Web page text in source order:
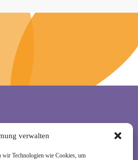
verwalten
wir Technologien wie Cookies, um
zur Nutzung